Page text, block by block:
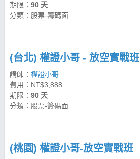
期限： 90 天
分類：股票-籌碼面
(台北) 權證小哥 - 放空實戰班
講師： 權證小哥
費用：NT$3,888
期限： 90 天
分類：股票-籌碼面
(桃園) 權證小哥-放空實戰班